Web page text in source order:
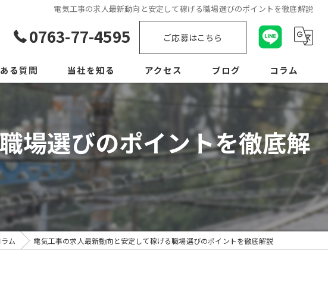
電気工事の求人最新動向と安定して稼げる職場選びのポイントを徹底解説
0763-77-4595 ご応募はこちら
る質問 当社を知る
未経験
経験者優遇
転職
正社員
アクセス ブログ コラム
場選びのポイントを徹底解
ム 電気工事の求人最新動向と安定して稼げる職場選びのポイントを徹底解説